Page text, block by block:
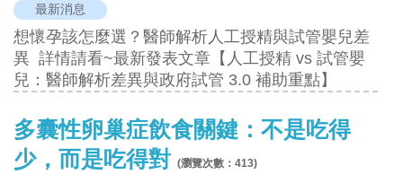
最新消息
想懷孕該怎麼選？醫師解析人工授精與試管嬰兒差
異 詳情請看~最新發表文章【人工授精 vs 試管嬰
兒：醫師解析差異與政府試管 3.0 補助重點】
多囊性卵巢症飲食關鍵：不是吃得
少，而是吃得對 (瀏覽次數：413)